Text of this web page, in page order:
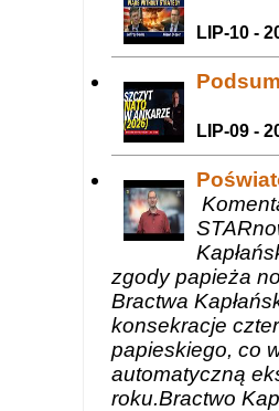
LIP-10 -
LIP-09 -
zgody papieża
Bractwa
konsekracje
papieskiego, co
automatyczną
roku.Bractwo